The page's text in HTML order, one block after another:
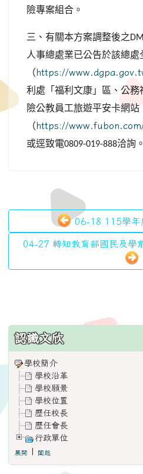
險專案組合。
三、有關本方案調整後之DM
人事總處業已公告於該總處
（https://
利處「福利文康」區、公務
險公教員工旅遊平安卡網站
（https://
或逕致電0809-019-888洽詢。
06-18 115學年
04-27 轉知教育部國民及學
:::
認識文欣
學校簡介
學校沿革
學校願景
學校位置
歷任校長
歷任會長
行政單位
展開 闔起